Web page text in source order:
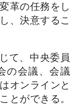
革の任務をし
、決意するこ
て、中央委員
の会議、会議
オンラインと
とができる。